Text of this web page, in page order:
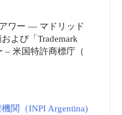
ワー ― マドリッド
よび「Trademark
– 米国特許商標庁（
関（INPI Argentina)